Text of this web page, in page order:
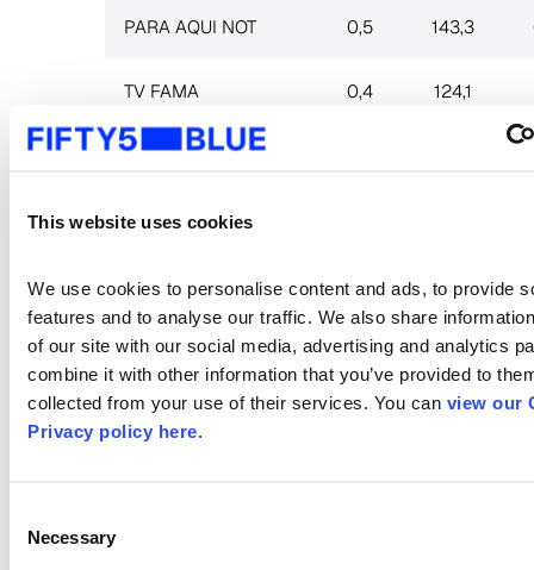
This website uses cookies
We use cookies to personalise content and ads, to provide
features and to analyse our traffic. We also share
of our site with our social media, advertising and analytics
combine it with other information that you’ve provided to
collected from your use of their services. You can view our
Privacy policy here
Selection
Necessary
PARA AQUI NOT 0,5 143,3
TV FAMA 0,4 124,1
LEITURA DINAMICA
FUTEBOL VES 0,3 95,9
Ranking